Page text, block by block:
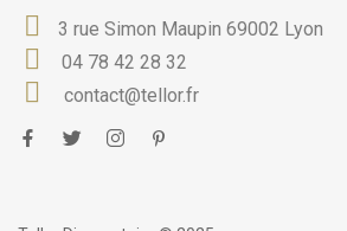
3 rue Simon Maupin 69002 Lyon
04 78 42 28 32
contact@tellor.fr